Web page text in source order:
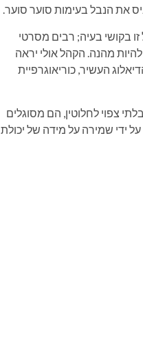
את הנבל בעימות סוער סוער.
להיות די צפויים, אבל זו בקושי בעיה; רבים מסרטי
מהנה. הקהל אולי יראה
העשיר, כוריאוגרפיית
צפוי לחלוטין, הם מסוגלים
ידי שמירה על מידה של יכולת